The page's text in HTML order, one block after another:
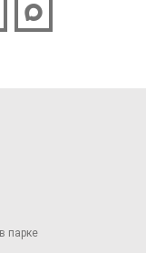
парке